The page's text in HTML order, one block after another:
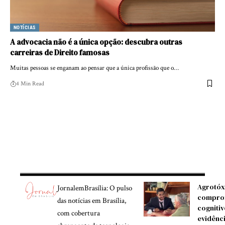
NOTÍCIAS
A advocacia não é a única opção: descubra outras
carreiras de Direito famosas
Muitas pessoas se enganam ao pensar que a única profissão que o…
4 Min Read
JornalemBrasília: O pulso
das notícias em Brasília,
com cobertura